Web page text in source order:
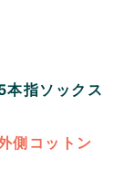
本指ソックス
側コットン